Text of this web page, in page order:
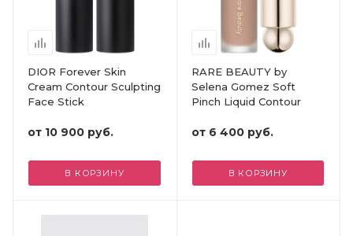
DIOR Forever Skin
Cream Contour Sculpting
Face Stick
от 10 900 руб.
В КОРЗИНУ
RARE BEAUTY by
Selena Gomez Soft
Pinch Liquid Contour
от 6 400 руб.
В КОРЗИНУ